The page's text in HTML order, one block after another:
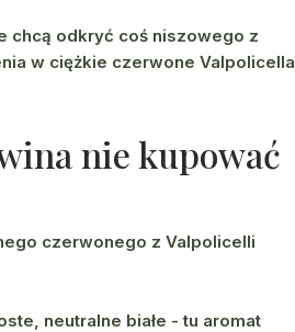
chcą odkryć coś niszowego z
w ciężkie czerwone Valpolicella
nie kupować
czerwonego z Valpolicelli
neutralne białe - tu aromat